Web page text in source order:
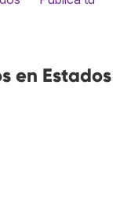
en Estados